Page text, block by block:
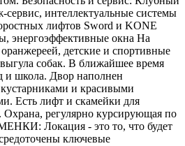
сервис, интеллектуальные системы
лифтов Sword и KONE
энергоэффективные окна На
детские и спортивные
собак. В ближайшее время
и школа. Двор наполнен
и красивыми
Есть лифт и скамейки для
регулярно курсирующая по
Локация - это то, что будет
ключевые